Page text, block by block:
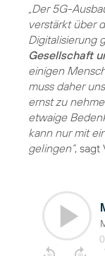
„Der 5G-
verstärkt über
Digitalisierung
Gesellschaft
einigen
muss daher
ernst zu
etwaige
kann nur mit
gelingen“, sagt